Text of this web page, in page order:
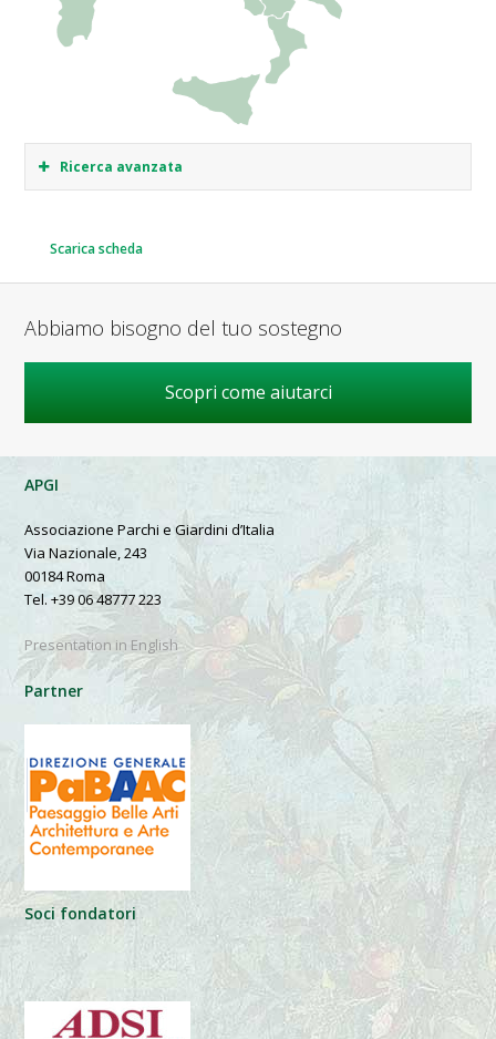
Ricerca avanzata
Scarica scheda
Abbiamo bisogno del tuo sostegno
Scopri come aiutarci
APGI
Associazione Parchi e Giardini d’Italia
Via Nazionale, 243
00184 Roma
Tel. +39 06 48777 223
Presentation in English
Partner
Soci fondatori